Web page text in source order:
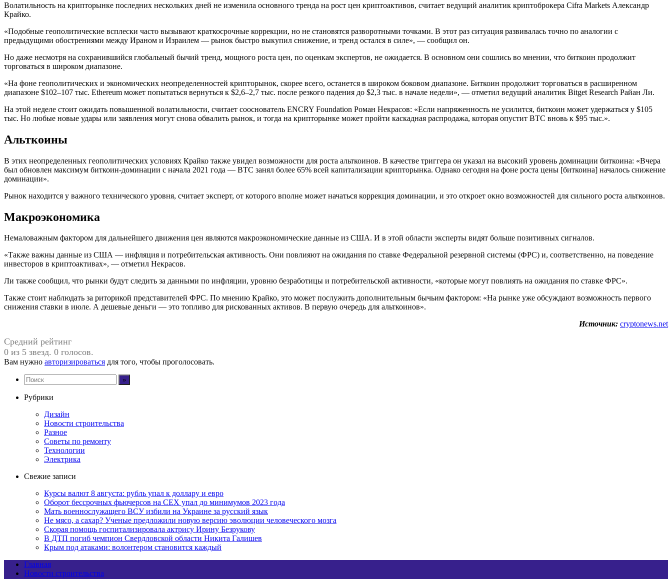
Волатильность на крипторынке последних нескольких дней не изменила основного тренда на рост цен криптоактивов, считает ведущий аналитик криптоброкера Cifra Markets Александр
Крайко.
«Подобные геополитические всплески часто вызывают краткосрочные коррекции, но не становятся разворотными точками. В этот раз ситуация развивалась точно по аналогии с
предыдущими обострениями между Ираном и Израилем — рынок быстро выкупил снижение, и тренд остался в силе», — сообщил он.
Но даже несмотря на сохранившийся глобальный бычий тренд, мощного роста цен, по оценкам экспертов, не ожидается. В основном они сошлись во мнении, что биткоин продолжит
торговаться в широком диапазоне.
«На фоне геополитических и экономических неопределенностей крипторынок, скорее всего, останется в широком боковом диапазоне. Биткоин продолжит торговаться в расширенном
диапазоне $102–107 тыс. Ethereum может попытаться вернуться к $2,6–2,7 тыс. после резкого падения до $2,3 тыс. в начале недели», — отметил ведущий аналитик Bitget Research Райан Ли.
На этой неделе стоит ожидать повышенной волатильности, считает сооснователь ENCRY Foundation Роман Некрасов: «Если напряженность не усилится, биткоин может удержаться у $105
тыс. Но любые новые удары или заявления могут снова обвалить рынок, и тогда на крипторынке может пройти каскадная распродажа, которая опустит BTC вновь к $95 тыс.».
Альткоины
В этих неопределенных геополитических условиях Крайко также увидел возможности для роста альткоинов. В качестве триггера он указал на высокий уровень доминации биткоина: «Вчера
был обновлен максимум биткоин-доминации с начала 2021 года — BTC занял более 65% всей капитализации крипторынка. Однако сегодня на фоне роста цены [биткоина] началось снижение
доминации».
Рынок находится у важного технического уровня, считает эксперт, от которого вполне может начаться коррекция доминации, и это откроет окно возможностей для сильного роста альткоинов.
Макроэкономика
Немаловажным фактором для дальнейшего движения цен являются макроэкономические данные из США. И в этой области эксперты видят больше позитивных сигналов.
«Также важны данные из США — инфляция и потребительская активность. Они повлияют на ожидания по ставке Федеральной резервной системы (ФРС) и, соответственно, на поведение
инвесторов в криптоактивах», — отметил Некрасов.
Ли также сообщил, что рынки будут следить за данными по инфляции, уровню безработицы и потребительской активности, «которые могут повлиять на ожидания по ставке ФРС».
Также стоит наблюдать за риторикой представителей ФРС. По мнению Крайко, это может послужить дополнительным бычьим фактором: «На рынке уже обсуждают возможность первого
снижения ставки в июле. А дешевые деньги — это топливо для рискованных активов. В первую очередь для альткоинов».
Источник: cryptonews.net
Средний рейтинг
0 из 5 звезд. 0 голосов.
Вам нужно авторизироваться для того, чтобы проголосовать.
Рубрики
Дизайн
Новости строительства
Разное
Советы по ремонту
Технологии
Электрика
Свежие записи
Курсы валют 8 августа: рубль упал к доллару и евро
Оборот бессрочных фьючерсов на CEX упал до минимумов 2023 года
Мать военнослужащего ВСУ избили на Украине за русский язык
Не мясо, а сахар? Ученые предложили новую версию эволюции человеческого мозга
Скорая помощь госпитализировала актрису Ирину Безрукову
В ДТП погиб чемпион Свердловской области Никита Галишев
Крым под атаками: волонтером становится каждый
Главная
Новости строительства